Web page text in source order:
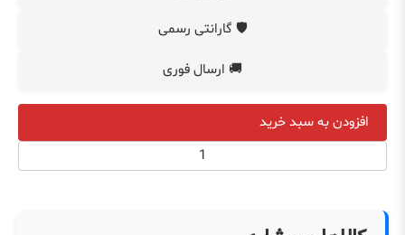
🛡️ گارانتی رسمی
🚚 ارسال فوری
افزودن به سبد خرید